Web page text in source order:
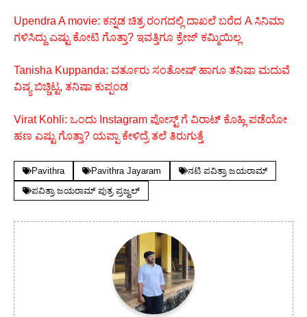
Upendra A movie: ಕನ್ನಡ ಚಿತ್ರ ರಂಗದಲ್ಲಿ ದಾಖಲೆ ಬರೆದ A ಸಿನಿಮಾ
ಗಳಿಸಿದ್ದು ಎಷ್ಟು ಕೋಟಿ ಗೊತ್ತಾ? ಇವತ್ತಿಗೂ ಕ್ರೇಜ್ ಕಮ್ಮಿಯಿಲ್ಲ
Tanisha Kuppanda: ವರ್ತೂರು ಸಂತೋಷ್ ಹಾಗೂ ತನಿಷಾ ಮದುವೆ
ವಿಷ್ಯ ಬಿಚ್ಚಿಟ್ಟ, ತನಿಷಾ ಕುಪ್ಪಂಡ
Virat Kohli: ಒಂದು Instagram ಪೋಸ್ಟ್ ಗೆ ವಿರಾಟ್ ಕೊಹ್ಲಿ ಪಡೆಯೋ
ಹಣ ಎಷ್ಟು ಗೊತ್ತಾ? ಯಪ್ಪಾ ಕೇಳಿದ್ರೆ ತಲೆ ತಿರುಗುತ್ತೆ
Pavithra Pavithra Jayaram
ನಟಿ ಪವಿತ್ರಾ ಜಯರಾಮ್
ಪವಿತ್ರಾ ಜಯರಾಮ್ ಪುತ್ರ ಪ್ರಜ್ವಲ್